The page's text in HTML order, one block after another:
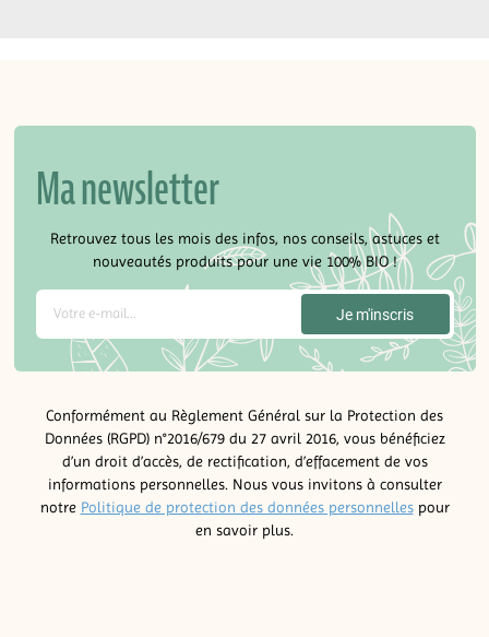
Ma newsletter
Retrouvez tous les mois des infos, nos conseils, astuces et
nouveautés produits pour une vie 100% BIO !
Conformément au Règlement Général sur la Protection des
Données (RGPD) n°2016/679 du 27 avril 2016, vous bénéficiez
d’un droit d’accès, de rectification, d’effacement de vos
informations personnelles. Nous vous invitons à consulter
notre Politique de protection des données personnellespour
en savoir plus.